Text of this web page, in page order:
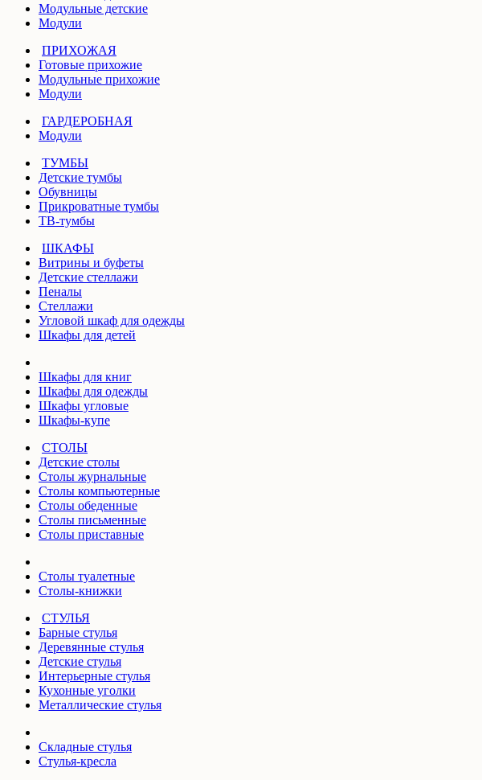
Модульные детские
Модули
ПРИХОЖАЯ
Готовые прихожие
Модульные прихожие
Модули
ГАРДЕРОБНАЯ
Модули
ТУМБЫ
Детские тумбы
Обувницы
Прикроватные тумбы
ТВ-тумбы
ШКАФЫ
Витрины и буфеты
Детские стеллажи
Пеналы
Стеллажи
Угловой шкаф для одежды
Шкафы для детей
Шкафы для книг
Шкафы для одежды
Шкафы угловые
Шкафы-купе
СТОЛЫ
Детские столы
Столы журнальные
Столы компьютерные
Столы обеденные
Столы письменные
Столы приставные
Столы туалетные
Столы-книжки
СТУЛЬЯ
Барные стулья
Деревянные стулья
Детские стулья
Интерьерные стулья
Кухонные уголки
Металлические стулья
Складные стулья
Стулья-кресла